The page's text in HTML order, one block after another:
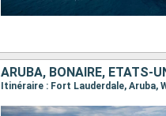
ARUBA, BONAIRE, ÉTATS-
Itinéraire : Fort Lauderdale, Aruba,